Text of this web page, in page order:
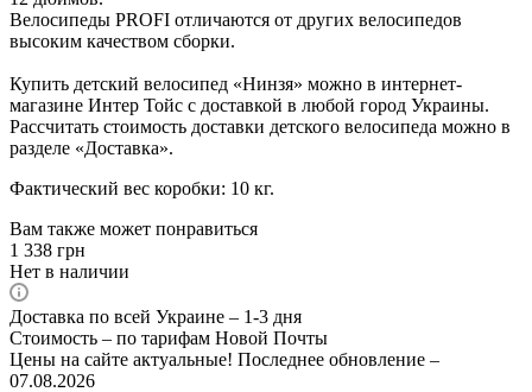
Велосипеды PROFI отличаются от других велосипедов
высоким качеством сборки.
Купить детский велосипед «Нинзя» можно в интернет-
магазине Интер Тойс с доставкой в любой город Украины.
Рассчитать стоимость доставки детского велосипеда можно в
разделе «Доставка».
Фактический вес коробки: 10 кг.
Вам также может понравиться
1 338 грн
Нет в наличии
Доставка по всей Украине – 1-3 дня
Стоимость – по тарифам Новой Почты
Цены на сайте актуальные! Последнее обновление –
07.08.2026